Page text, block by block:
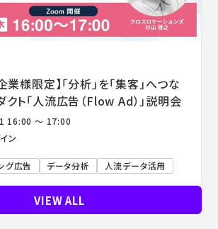
様限定】「分析」を「集客」へつな
クト「人流広告（Flow Ad）」説明会
16:00 ～ 17:00
ン
グ広告 データ分析 人流データ活用
VIEW ALL